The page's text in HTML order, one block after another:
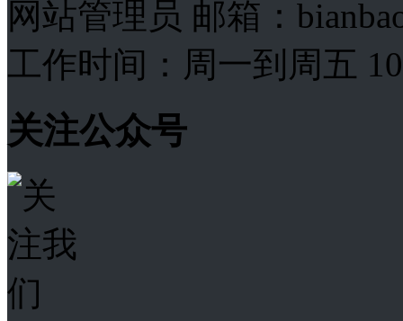
网站管理员 邮箱：
工作时间：周一到周五
关注公众号